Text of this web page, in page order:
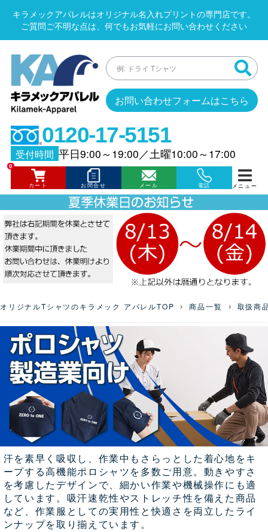
キラメックアパレルはオリジナル名入れプリントの専門店です。
ご質問ご不明な点は、何でもお気軽にお問い合わせください
お問い合わせフォームはこちら
0120-17-5151
受付時間 平日9:00～19:00／土曜10:00～17:00
カート
0
お問合せ メール 電話 メニュー
オリジナルTシャツのキラメック アパレルTOP 商品一覧 取扱商
汗を素早く吸収し、作業中もさらっとした着心地をキ
ープする高機能ポロシャツを多数ご用意。動きやすさ
を考慮したデザインで、細かい作業や機械操作にも適
しています。吸汗速乾性やストレッチ性を備えた商品
など、作業服としての実用性と快適さを両立したライ
ンナップを取り揃えています。